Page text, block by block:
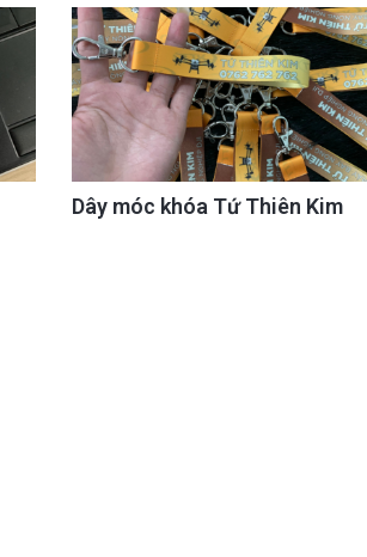
Dây móc khóa Tứ Thiên Kim